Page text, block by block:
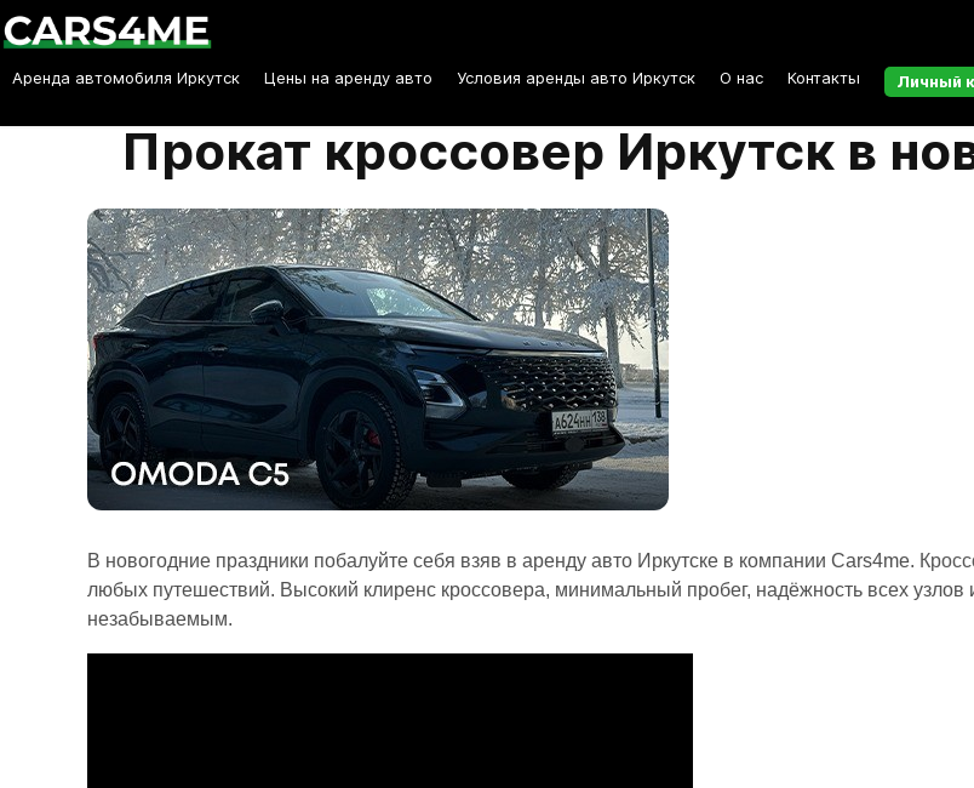
Аренда автомобиля Иркутск Цены на аренду авто Условия аренды авто Иркутск О нас Контакты Личный
Прокат кроссовер Иркутск в
В новогодние праздники побалуйте себя взяв в аренду авто Иркутске в компании Cars4me.
любых путешествий. Высокий клиренс кроссовера, минимальный пробег, надёжность всех
незабываемым.